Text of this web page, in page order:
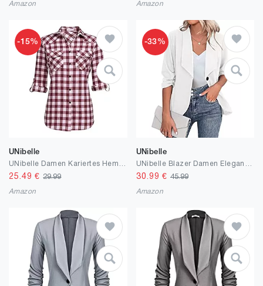
Amazon Amazon
-15%
UNibelle
25.49 €29.99
Amazon
-33%
UNibelle
30.99 € 45.99
Amazon